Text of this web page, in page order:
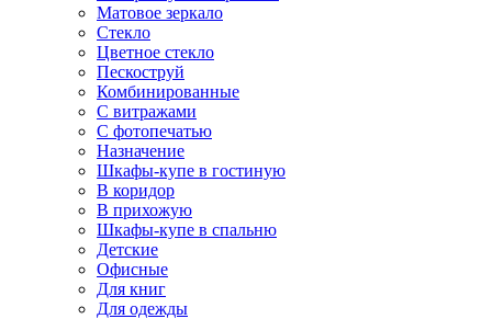
Матовое зеркало
Стекло
Цветное стекло
Пескоструй
Комбинированные
С витражами
С фотопечатью
Назначение
Шкафы-купе в гостиную
В коридор
В прихожую
Шкафы-купе в спальню
Детские
Офисные
Для книг
Для одежды